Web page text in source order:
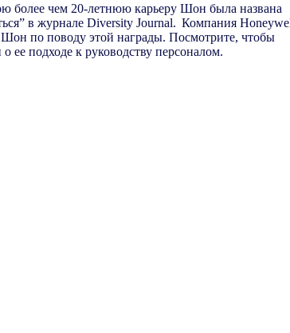
более чем 20-летнюю карьеру Шон была названа
в журнале Diversity Journal. Компания
по поводу этой награды. Посмотрите, чтобы
ее подходе к руководству персоналом.